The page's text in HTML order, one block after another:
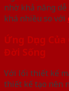
nhờ khả năng
khá nhiều so với
Ứng Dụng
Đời Sống
Với lối thiết kế
thiết kế tạo nên